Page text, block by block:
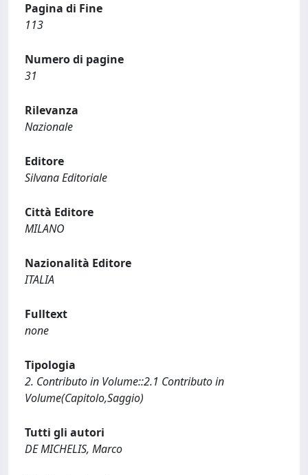
Pagina di Fine
113
Numero di pagine
31
Rilevanza
Nazionale
Editore
Silvana Editoriale
Città Editore
MILANO
Nazionalità Editore
ITALIA
Fulltext
none
Tipologia
2. Contributo in Volume::2.1 Contributo in
Volume(Capitolo,Saggio)
Tutti gli autori
DE MICHELIS, Marco